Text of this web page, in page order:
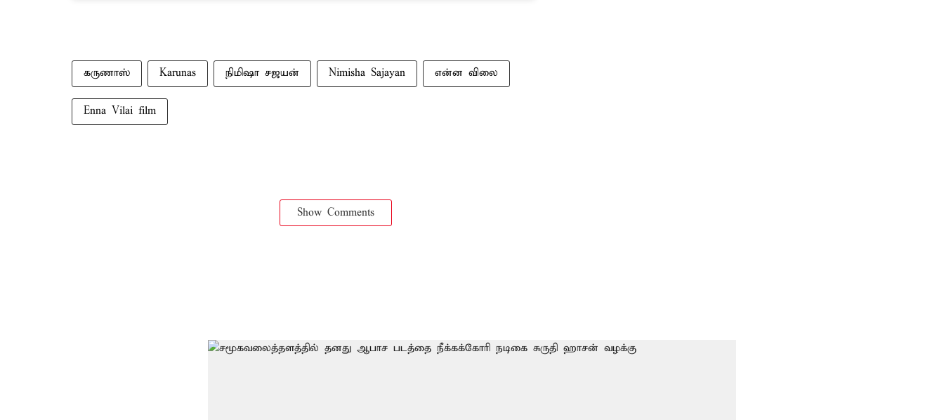
கருணாஸ் Karunas நிமிஷா சஜயன் Nimisha Sajayan என்ன விலை
Enna Vilai film
Show Comments